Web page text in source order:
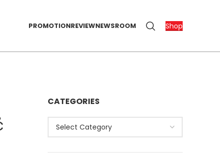
PROMOTIONREVIEWNEWSROOM Shop
CATEGORIES
Categories